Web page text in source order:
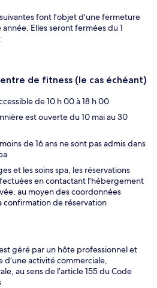
font l'objet d'une fermeture
Elles seront fermées du 1
de fitness (le cas échéant)
de 10 h 00 à 18 h 00
est ouverte du 10 mai au 30
de 16 ans ne sont pas admis dans
et les soins spa, les réservations
en contactant l'hébergement
au moyen des coordonnées
confirmation de réservation
géré par un hôte professionnel et
d’une activité commerciale,
au sens de l’article 155 du Code